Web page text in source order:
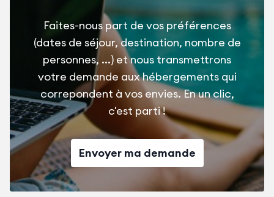
Faites-nous part de vos préférences
(dates de séjour, destination, nombre de
personnes, ...) et nous transmettrons
votre demande aux hébergements qui
correpondent à vos envies. En un clic,
c'est parti !
Envoyer ma demande